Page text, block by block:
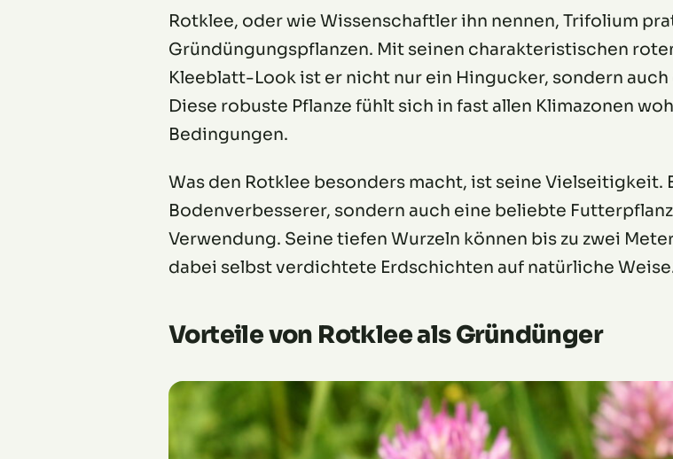
Rotklee, oder wie Wissenschaftler ihn nennen, Trifolium
Gründüngungspflanzen. Mit seinen charakteristischen
Kleeblatt-Look ist er nicht nur ein Hingucker, sondern
Diese robuste Pflanze fühlt sich in fast allen Klimazonen
Bedingungen.
Was den Rotklee besonders macht, ist seine
Bodenverbesserer, sondern auch eine beliebte
Verwendung. Seine tiefen Wurzeln können bis zu zwei
dabei selbst verdichtete Erdschichten auf natürliche
Vorteile von Rotklee als Gründünger